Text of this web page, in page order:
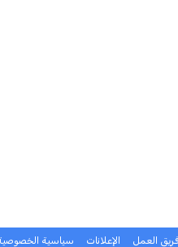
فريق العمل الإعلانات سياسية